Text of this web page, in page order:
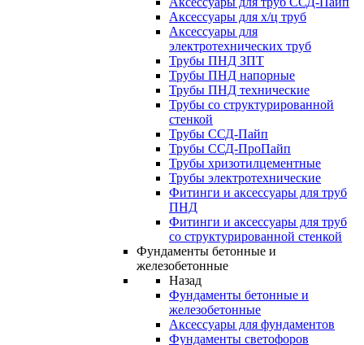
Аксессуары для х/ц труб
Аксессуары для
электротехнических труб
Трубы ПНД ЗПТ
Трубы ПНД напорные
Трубы ПНД технические
Трубы со структурированной
стенкой
Трубы ССД-Пайп
Трубы ССД-ПроПайп
Трубы хризотилцементные
Трубы электротехнические
Фитинги и аксессуары для труб
ПНД
Фитинги и аксессуары для труб
со структурированной стенкой
Фундаменты бетонные и
железобетонные
Назад
Фундаменты бетонные и
железобетонные
Аксессуары для фундаментов
Фундаменты светофоров